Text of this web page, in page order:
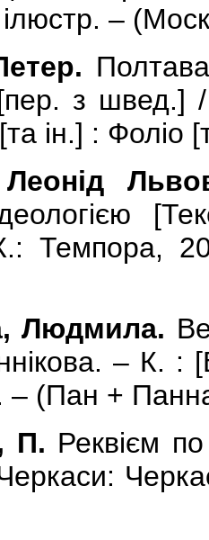
–
пер. з швед.]
ін.] : Фоліо
Леонід
Темпора,
Людмила.
– К. : [
– (Пан +
П. Реквієм